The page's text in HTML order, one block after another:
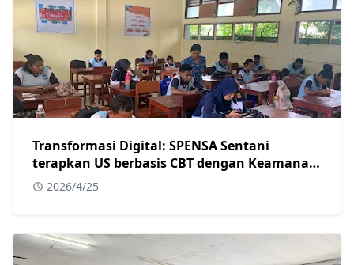
Transformasi Digital: SPENSA Sentani
terapkan US berbasis CBT dengan Keamanan
Tingkat Tinggi
2026/4/25